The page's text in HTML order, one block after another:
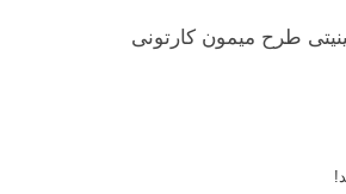
طرح میمون کارتونی